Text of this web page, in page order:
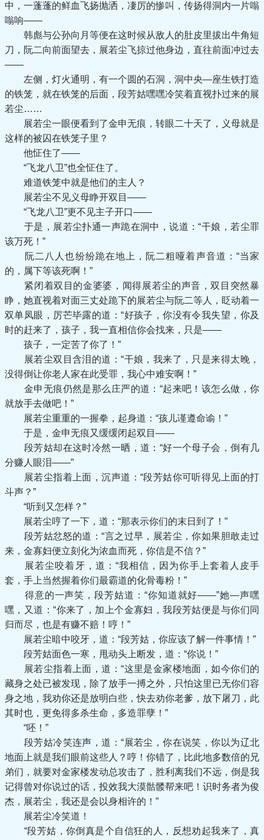
中，一蓬蓬的鲜血飞扬抛洒，凄厉的惨叫，传扬得洞内一片嗡
嗡响——
韩彪与公孙向月等便在这时候从敌人的肚皮里拔出牛角短
刀，阮二向前面望去，展若尘飞掠过他身边，直往前面冲过去
——
左侧，灯火通明，有一个圆的石洞，洞中央—座生铁打造
的铁笼，就在铁笼的后面，段芳姑嘿嘿冷笑着直视扑过来的展
若尘……
展若尘一眼便看到了金申无痕，转眼二十天了，义母就是
这样的被囚在铁笼子里？
他怔住了——
“飞龙八卫”也全怔住了。
难道铁笼中就是他们的主人？
展若尘不见义母睁开双目——
“飞龙八卫”更不见主子开口——
于是，展若尘扑通一声跪在洞中，说道：“干娘，若尘罪
该万死！”
阮二八人也纷纷跪在地上，阮二粗哑着声音道：“当家
的，属下等该死啊！”
紧闭着双目的金婆婆，闻得展若尘的声音，双目突然暴
睁，她直视着对面三丈处跪下的展若尘与阮二等人，眨动着一
双单凤眼，厉芒毕露的道：“好孩子，你没有令我失望，你及
时的赶来了，孩子，我一直相信你会找来，只是——
孩子，一定苦了你了！”
展若尘双目含泪的道：“干娘，我来了，只是来得太晚，
没得倒让你老人家在此受罪，我心中难安啊！”
金申无痕仍然是那么庄严的道：“起来吧！该怎么做，你
就放手去做吧！”
展若尘重重的一握拳，起身道：“孩儿谨遵命谕！”
于是，金申无痕又缓缓闭起双目——
段芳姑却在这时冷然一晒，道：“好一个母子会，倒有几
分赚人眼泪——”
展若尘指着上面，沉声道：“段芳姑你可听得见上面的打
斗声？”
“听到又怎样？”
展若尘哼了一下，道：“那表示你们的末日到了！”
段芳姑忿怒的道：“言之过早，展若尘，你如果胆敢走过
来，金寡妇便立刻化为浓血而死，你信是不信？”
展若尘咬着牙，道：“我相信，因为你手上套着人皮手
套，手上当然握着你们最霸道的化骨毒粉！”
得意的一声笑，段芳姑道：“你知道就好——”她—声嘿
嘿，又道：“你来了，加上个金寡妇，我段芳姑便是与你们同
归而尽，也是有赚不赔！哼！”
展若尘暗中咬牙，道：“段芳姑，你应该了解一件事情！”
段芳姑面色一寒，甩动头上断发，道：“你说！”
展若尘指着上面，道：“这里是金家楼地面，如今你们的
藏身之处已被发现，除了放手一搏之外，只怕这里已无你们容
身之地，我劝你还是放明白些，快去劝你老爹，放下屠刀，此
其时也，更免得多杀生命，多造罪孽！”
“呸！”
段芳姑冷笑连声，道：“展若尘，你在说笑，你以为辽北
地面上就是我们眼前这些人？哼！你错了，比此地多数倍的兄
弟们，就要对金家楼发动总攻击了，胜利离我们不远，倒是我
记得曾对你说过的话，投效我大漠骷髅帮来吧！识时务者为俊
杰，展若尘，我还是会以身相许的！”
展若尘冷笑道！
“段芳姑，你倒真是个自信狂的人，反想劝起我来了，真